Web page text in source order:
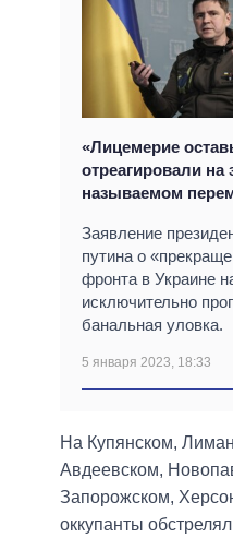
«Лицемерие
отреагировали на
называемом
Заявление
путина о
фронта в Украине
исключительно
банальная уловка.
5 января 2023, 18:33
На Купянском,
Авдеевском,
Запорожском,
оккупанты